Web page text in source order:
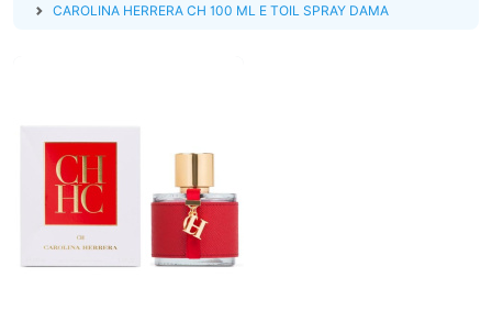
CAROLINA HERRERA CH 100 ML E TOIL SPRAY DAMA